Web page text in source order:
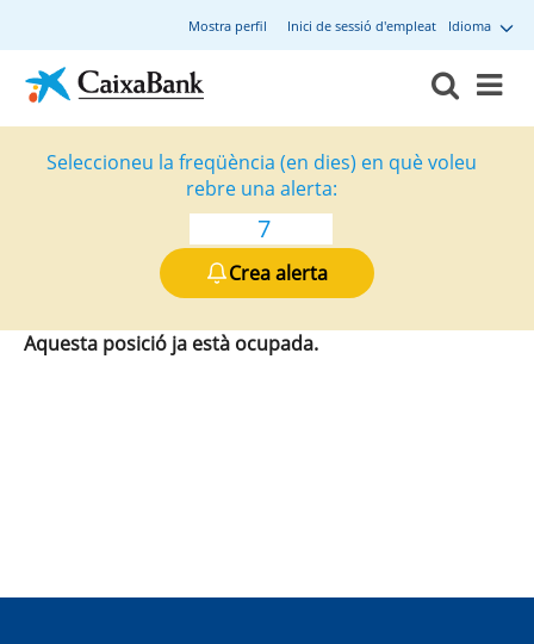
Idioma
Mostra perfil Inici de sessió d'empleat
Seleccioneu la freqüència (en dies) en què voleu
rebre una alerta:
Crea alerta
Aquesta posició ja està ocupada.